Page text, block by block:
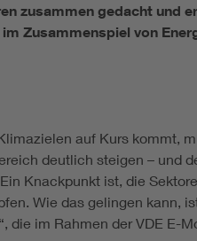
zusammen gedacht und
Zusammenspiel von
auf Kurs kommt,
deutlich steigen – und
Knackpunkt ist, die
Wie das gelingen kann,
die im Rahmen der VDE E-